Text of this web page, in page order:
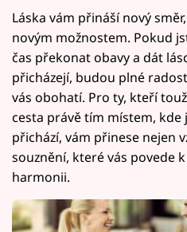
Láska vám přináší nový
novým možnostem. Pokud
čas překonat obavy a dát
přicházejí, budou plné
vás obohatí. Pro ty, kteří
cesta právě tím místem, kde
přichází, vám přinese nejen
souznění, které vás povede
harmonii.